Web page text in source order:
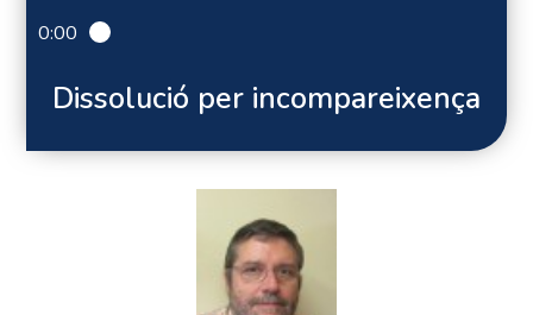
0:00
Dissolució per incompareixença